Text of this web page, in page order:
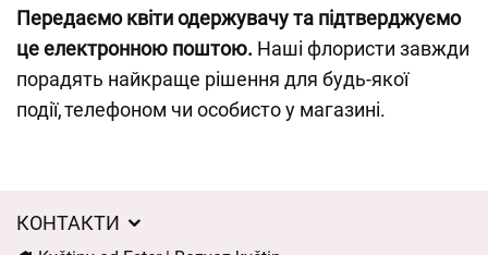
Передаємо квіти одержувачу та підтверджуємо
це електронною поштою. Наші флористи завжди
порадять найкраще рішення для будь-якої
події, телефоном чи особисто у магазині.
КОНТАКТИ